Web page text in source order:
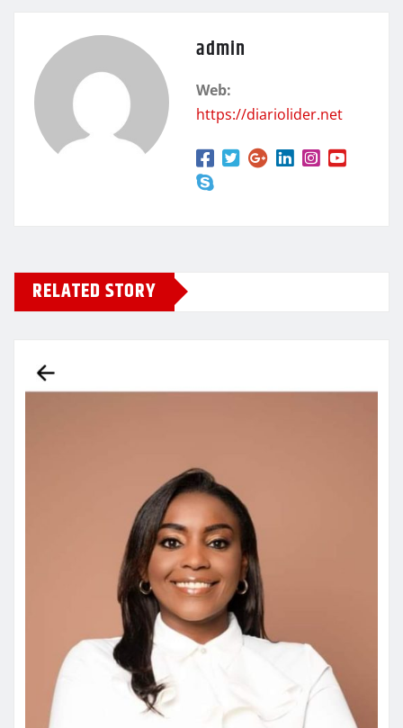
admin
Web:
https://diariolider.net
RELATED STORY